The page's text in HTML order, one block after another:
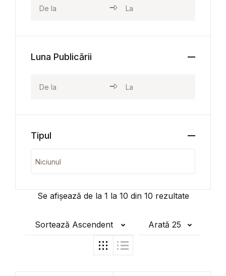
Se afișează de la 1 la 10 din 10 rezultate
Sortează Ascendent Arată 25
Luna Publicării
Tipul